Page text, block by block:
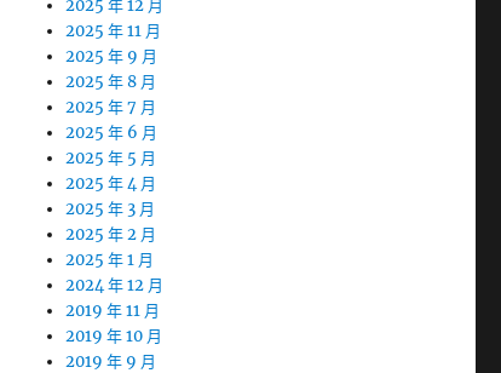
2025 年 12 月
2025 年 11 月
2025 年 9 月
2025 年 8 月
2025 年 7 月
2025 年 6 月
2025 年 5 月
2025 年 4 月
2025 年 3 月
2025 年 2 月
2025 年 1 月
2024 年 12 月
2019 年 11 月
2019 年 10 月
2019 年 9 月